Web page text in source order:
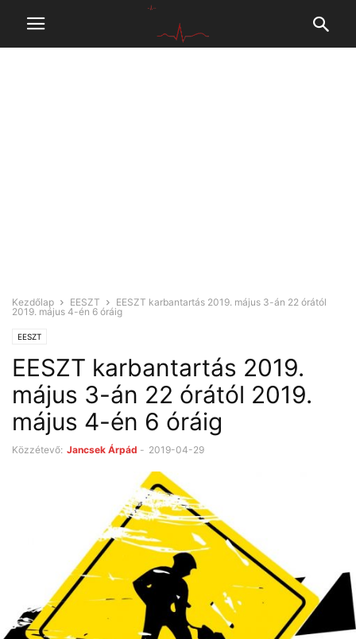
Kezdőlap EESZT
EESZT karbantartás 2019. május 3-án 22 órától
2019. május 4-én 6 óráig
EESZT
EESZT karbantartás 2019.
május 3-án 22 órától 2019.
május 4-én 6 óráig
Közzétevő: Jancsek Árpád - 2019-04-29